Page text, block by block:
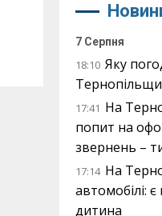
7 Серпня
18:10 Яку
17:41 На
попит на
звернень –
17:14 На
автомобілі: є
дитина